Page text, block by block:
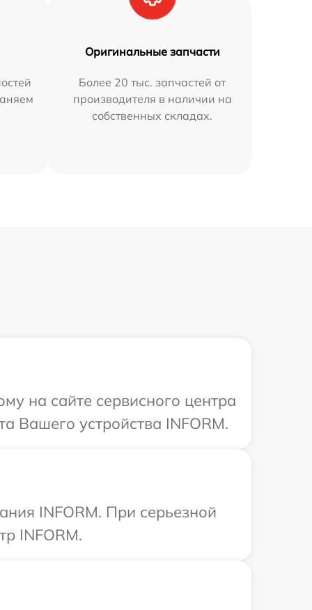
Оригинальные запчасти
Более 20 тыс. запчастей от
производителя в наличии на
собственных складах.
на сайте сервисного центра
Вашего устройства INFORM.
INFORM. При серьезной
INFORM.